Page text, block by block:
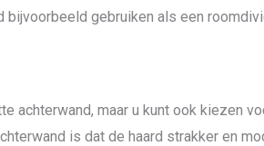
gebruiken als een
achterwand, maar u kunt ook kiezen
is dat de haard strakker en